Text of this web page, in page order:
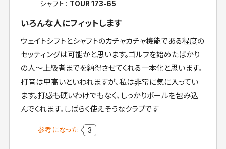
シャフト： TOUR 173-65
いろんな人にフィットします
ウェイトシフトとシャフトのカチャカチャ機能である程度の
セッティングは可能かと思います。ゴルフを始めたばかり
の人～上級者までを納得させてくれる一本化と思います。
打音は甲高いといわれますが、私は非常に気に入ってい
ます。打感も硬いわけでもなく、しっかりボールを包み込
んでくれます。しばらく使えそうなクラブです
参考になった 3